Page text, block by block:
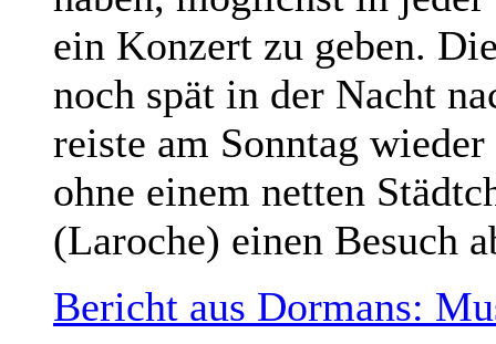
ein Konzert zu geben.
noch spät in der Nacht
reiste am Sonntag
ohne einem netten
(Laroche) einen Besuch
Bericht aus Dormans: